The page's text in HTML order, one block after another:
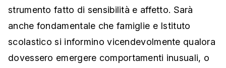
strumento fatto di sensibilità e affetto. Sarà
anche fondamentale che famiglie e Istituto
scolastico si informino vicendevolmente qualora
dovessero emergere comportamenti inusuali, o